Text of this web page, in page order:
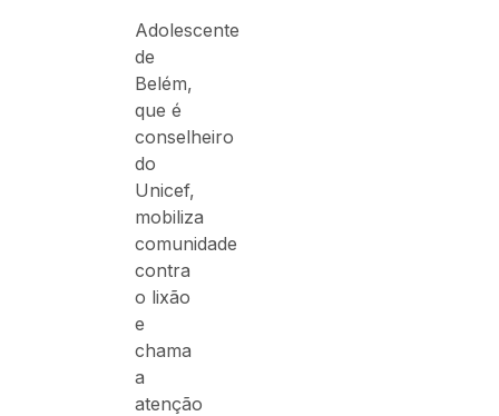
Adolescente
de
Belém,
que é
conselheiro
do
Unicef,
mobiliza
comunidade
contra
o lixão
e
chama
a
atenção